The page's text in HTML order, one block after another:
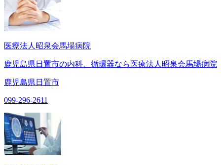
医療法人昭泉会馬場病院
鹿児島県日置市の内科、循環器なら医療法人昭泉会馬場病院
鹿児島県日置市
099-296-2611